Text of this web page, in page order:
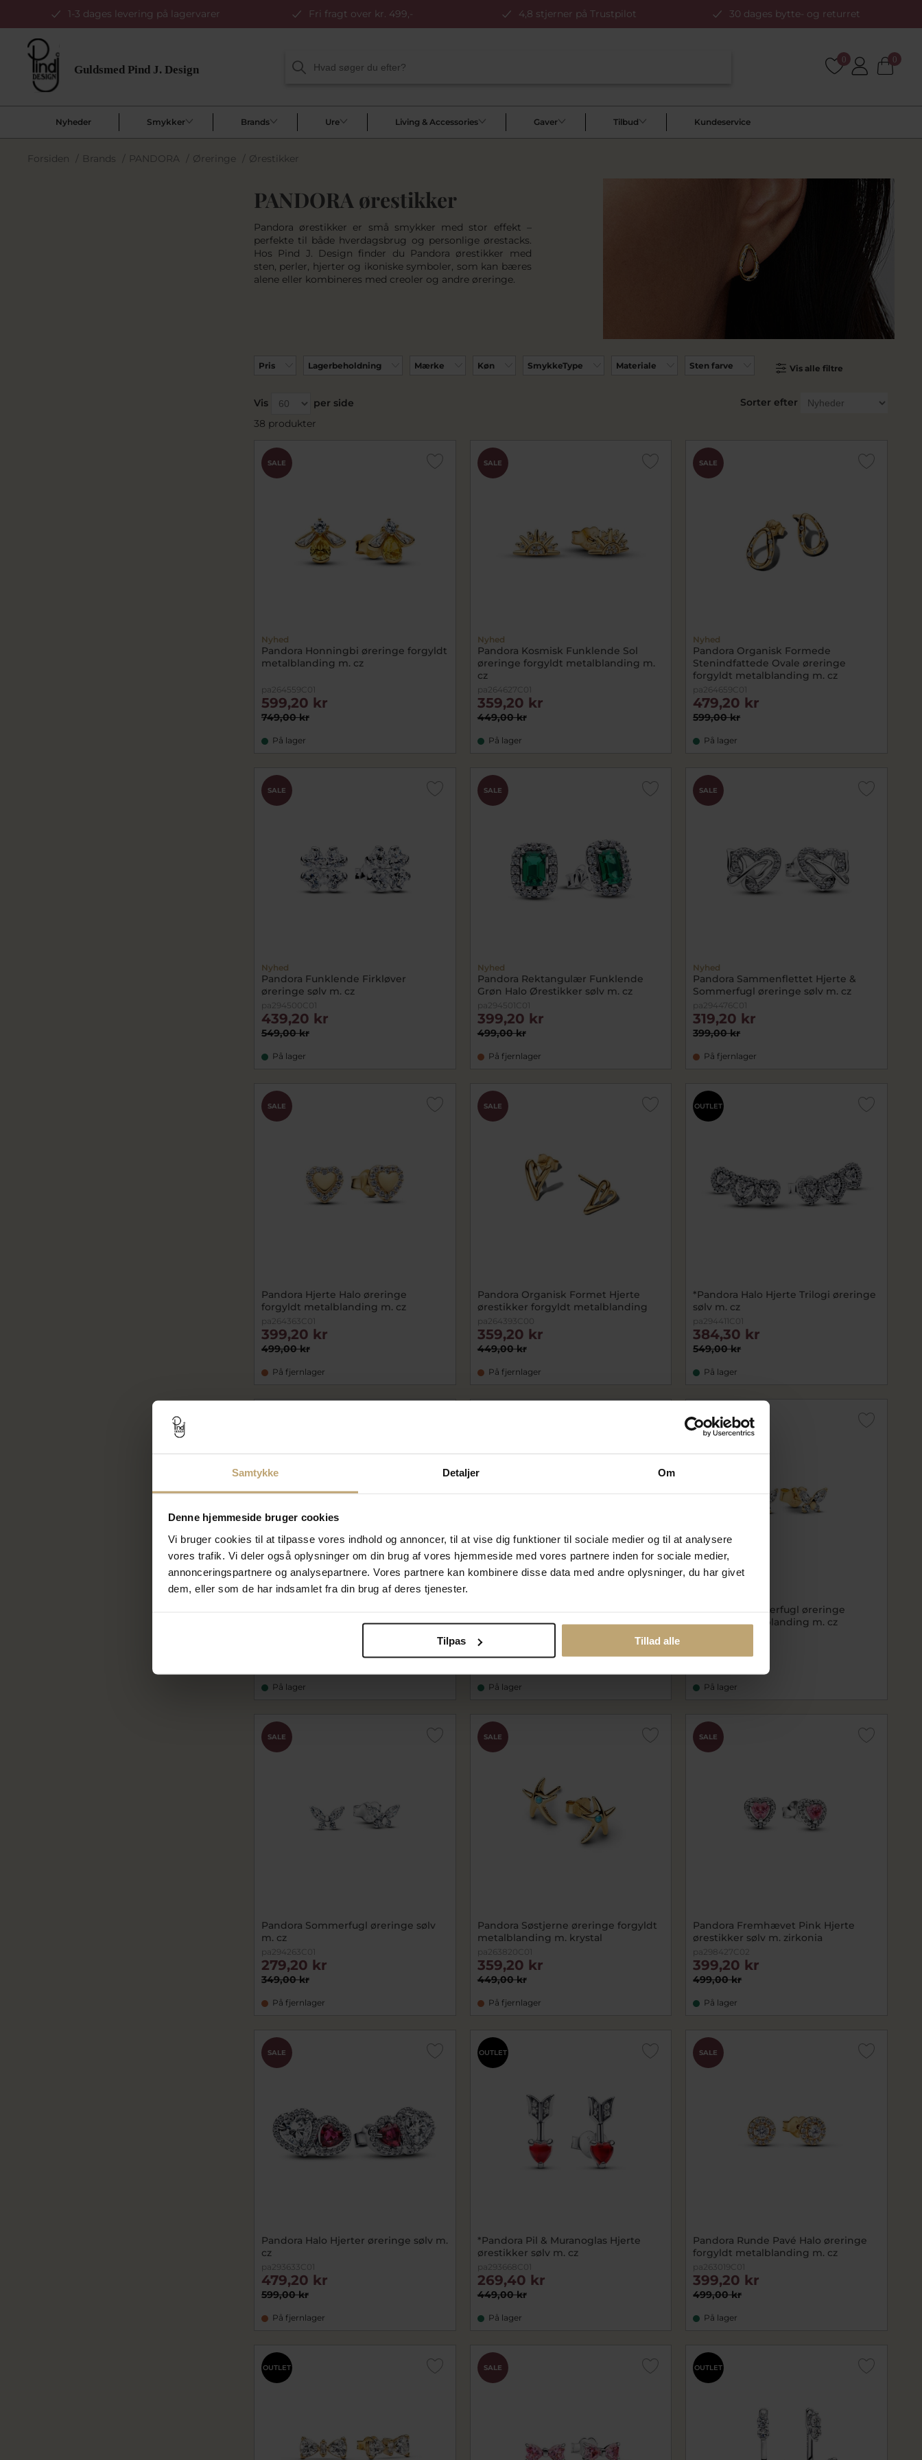
Samtykke Detaljer Om
Denne hjemmeside bruger cookies
Vi bruger cookies til at tilpasse vores indhold og annoncer, til at vise dig funktioner til sociale medier og til at analysere
vores trafik. Vi deler også oplysninger om din brug af vores hjemmeside med vores partnere inden for sociale medier,
annonceringspartnere og analysepartnere. Vores partnere kan kombinere disse data med andre oplysninger, du har givet
dem, eller som de har indsamlet fra din brug af deres tjenester.
Tilpas Tillad alle
1-3 dages levering på lagervarer Fri fragt over kr. 499,- 4,8 stjerner på Trustpilot 30 dages bytte- og returret
0 0
Nyheder Smykker Brands Ure Living & Accessories Gaver Tilbud Kundeservice
Forsiden / Brands / PANDORA / Øreringe / Ørestikker
PANDORA ørestikker
Pandora ørestikker er små smykker med stor effekt –
perfekte til både hverdagsbrug og personlige ørestacks.
Hos Pind J. Design finder du Pandora ørestikker med
sten, perler, hjerter og ikoniske symboler, som kan bæres
alene eller kombineres med creoler og andre øreringe.
Pris Lagerbeholdning Mærke Køn SmykkeType Materiale Sten farve Vis alle filtre
Sorter efter
Vis
per side
38 produkter
SALE
Nyhed
Pandora Honningbi øreringe forgyldt
metalblanding m. cz
pa264559C01
749,00 kr
599,20 kr
På lager
SALE
Nyhed
Pandora Kosmisk Funklende Sol
øreringe forgyldt metalblanding m.
cz
pa264627C01
449,00 kr
359,20 kr
På lager
SALE
Nyhed
Pandora Organisk Formede
Stenindfattede Ovale øreringe
forgyldt metalblanding m. cz
pa264659C01
599,00 kr
479,20 kr
På lager
SALE
Nyhed
Pandora Funklende Firkløver
øreringe sølv m. cz
pa294500C01
549,00 kr
439,20 kr
På lager
SALE
Nyhed
Pandora Rektangulær Funklende
Grøn Halo Ørestikker sølv m. cz
pa294501C01
499,00 kr
399,20 kr
På fjernlager
SALE
Nyhed
Pandora Sammenflettet Hjerte &
Sommerfugl øreringe sølv m. cz
pa294476C01
399,00 kr
319,20 kr
På fjernlager
SALE
Pandora Hjerte Halo øreringe
forgyldt metalblanding m. cz
pa264363C01
499,00 kr
399,20 kr
På fjernlager
SALE
Pandora Organisk Formet Hjerte
ørestikker forgyldt metalblanding
pa264393C00
449,00 kr
359,20 kr
På fjernlager
OUTLET
*Pandora Halo Hjerte Trilogi øreringe
sølv m. cz
pa294411C01
549,00 kr
384,30 kr
På lager
På lager
m. blå cz
pa294230C01
399,20 kr
På lager
SALE
Pandora Sommerfugl øreringe
forgyldt metalblanding m. cz
På lager
SALE
Pandora Sommerfugl øreringe sølv
m. cz
pa294263C01
349,00 kr
279,20 kr
På fjernlager
SALE
Pandora Søstjerne øreringe forgyldt
metalblanding m. krystal
pa263820C01
449,00 kr
359,20 kr
På fjernlager
SALE
Pandora Fremhævet Pink Hjerte
ørestikker sølv m. zirkonia
pa298427C02
499,00 kr
399,20 kr
På lager
SALE
Pandora Halo Hjerter øreringe sølv m.
cz
pa293633C01
599,00 kr
479,20 kr
På fjernlager
OUTLET
*Pandora Pil & Muranoglas Hjerte
ørestikker sølv m. cz
pa293668C01
449,00 kr
269,40 kr
På lager
SALE
Pandora Runde Pavé Halo øreringe
forgyldt metalblanding m. cz
pa263019C01
499,00 kr
399,20 kr
På lager
OUTLET SALE OUTLET